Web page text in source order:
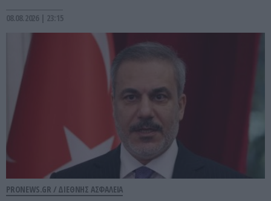
08.08.2026 | 23:15
PRONEWS.GR / ΔΙΕΘΝΗΣ ΑΣΦΑΛΕΙΑ